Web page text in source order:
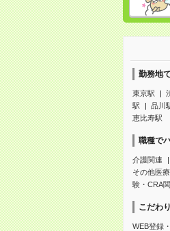
勤務地
東京駅
駅
品川
恵比寿駅
職種で
介護関連
その他医
験・CRA
こだわ
WEB登録